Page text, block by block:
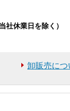
社休業日を除く）
卸販売につ